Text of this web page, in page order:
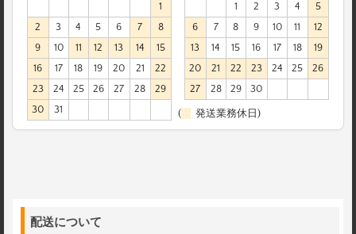
1
2
3 4 5 6 7
8
9
10 11 12 13 14
15
16
17 18 19 20 21
22
23
24 25 26 27 28
29
30
31
1
2 3 4
5
6
7 8 9 10 11
12
13
14 15 16 17 18
19
20
21 22 23 24 25
26
27
28 29 30
( 発送業務休日)
配送について